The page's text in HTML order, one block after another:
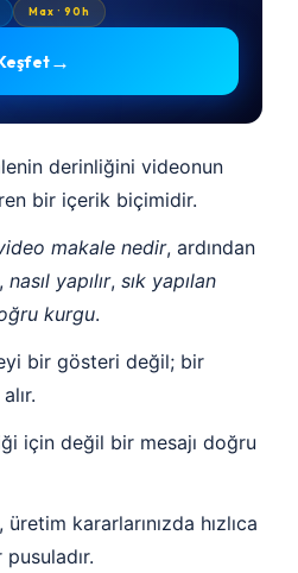
Max · 90h
→
derinliğini videonun
bir içerik biçimidir.
makale nedir, ardından
, nasıl yapılır, sık yapılan
kurgu.
bir gösteri değil; bir
için değil bir mesajı doğru
kararlarınızda hızlıca